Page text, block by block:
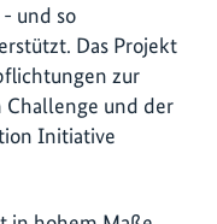
und so
Das Projekt
zur
und der
Initiative